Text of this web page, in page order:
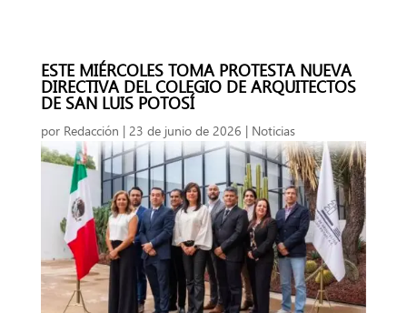
ESTE MIÉRCOLES TOMA PROTESTA NUEVA
DIRECTIVA DEL COLEGIO DE ARQUITECTOS
DE SAN LUIS POTOSÍ
por Redacción | 23 de junio de 2026 | Noticias